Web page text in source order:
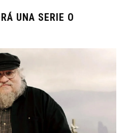
UNA SERIE O